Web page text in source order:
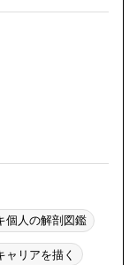
個人の解剖図鑑
ャリアを描く